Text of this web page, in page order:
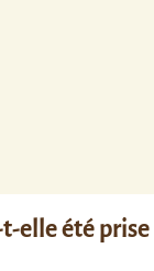
elle été prise